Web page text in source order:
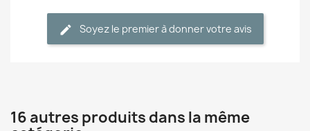
Soyez le premier à donner votre avis
16 autres produits dans la même